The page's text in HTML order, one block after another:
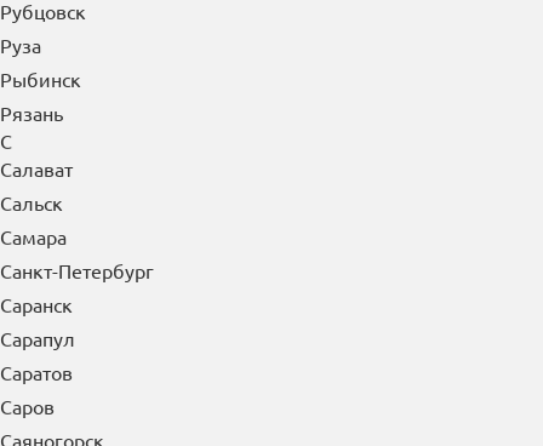
Ржев
Рославль
Россошь
Ростов-на-Дону
Рошаль
Рубцовск
Руза
Рыбинск
Рязань
С
Салават
Сальск
Самара